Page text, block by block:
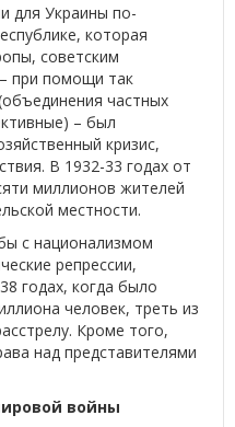
для Украины по-
которая
советским
при помощи так
частных
– был
кризис,
В 1932-33 годах от
миллионов жителей
местности.
с национализмом
репрессии,
годах, когда было
человек, треть из
Кроме того,
над представителями
войны